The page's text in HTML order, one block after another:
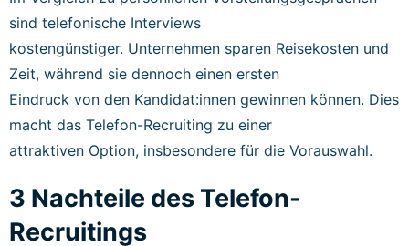
sind telefonische Interviews
kostengünstiger. Unternehmen sparen Reisekosten und
Zeit, während sie dennoch einen ersten
Eindruck von den Kandidat:innen gewinnen können. Dies
macht das Telefon-Recruiting zu einer
attraktiven Option, insbesondere für die Vorauswahl.
3 Nachteile des Telefon-
Recruitings